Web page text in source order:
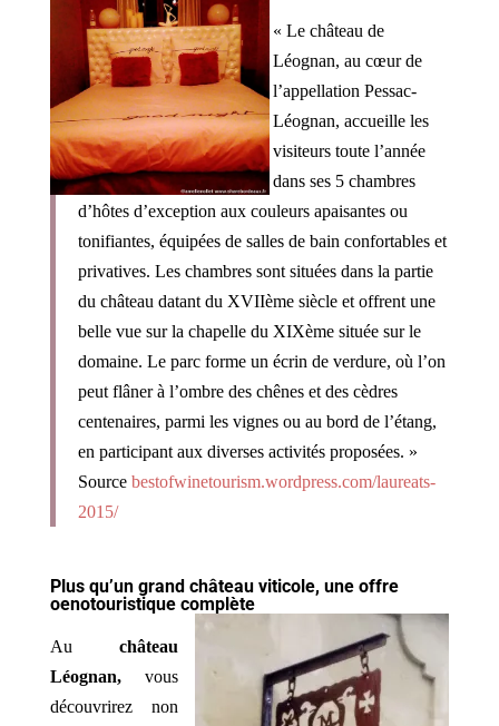
« Le château de
Léognan, au cœur de
l’appellation Pessac-
Léognan, accueille les
visiteurs toute l’année
dans ses 5 chambres
d’hôtes d’exception aux couleurs apaisantes ou
tonifiantes, équipées de salles de bain confortables et
privatives. Les chambres sont situées dans la partie
du château datant du XVIIème siècle et offrent une
belle vue sur la chapelle du XIXème située sur le
domaine. Le parc forme un écrin de verdure, où l’on
peut flâner à l’ombre des chênes et des cèdres
centenaires, parmi les vignes ou au bord de l’étang,
en participant aux diverses activités proposées. »
Source bestofwinetourism.wordpress.com/laureats-
2015/
Plus qu’un grand château viticole, une offre
oenotouristique complète
Auchâteau
Léognan,vous
découvrirez non